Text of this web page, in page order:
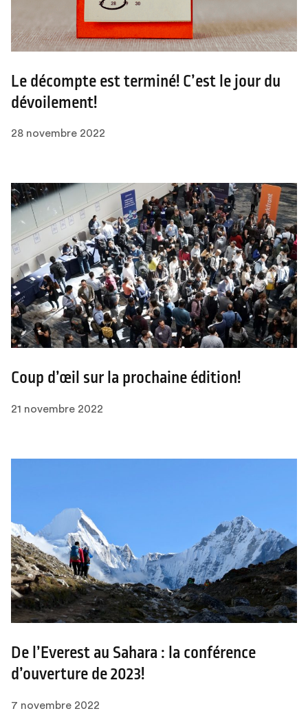
Le décompte est terminé! C’est le jour du
dévoilement!
28 novembre 2022
Coup d’œil sur la prochaine édition!
21 novembre 2022
De l’Everest au Sahara : la conférence
d’ouverture de 2023!
7 novembre 2022